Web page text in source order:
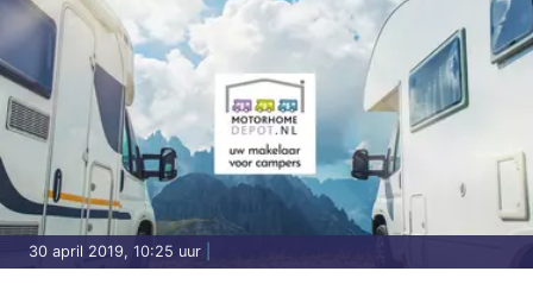
30 april 2019, 10:25 uur